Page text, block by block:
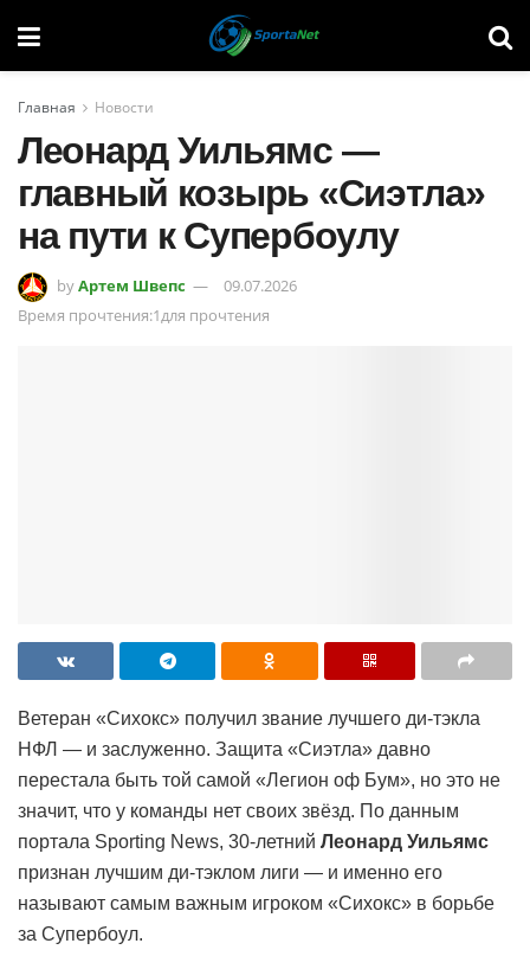
Главная Новости
Леонард Уильямс —
главный козырь «Сиэтла»
на пути к Супербоулу
byАртем Швепс
09.07.2026
Время прочтения:1для прочтения
Ветеран «Сихокс» получил звание лучшего ди-тэкла
НФЛ — и заслуженно. Защита «Сиэтла» давно
перестала быть той самой «Легион оф Бум», но это не
значит, что у команды нет своих звёзд. По данным
портала Sporting News, 30-летний Леонард Уильямс
признан лучшим ди-тэклом лиги — и именно его
называют самым важным игроком «Сихокс» в борьбе
за Супербоул.